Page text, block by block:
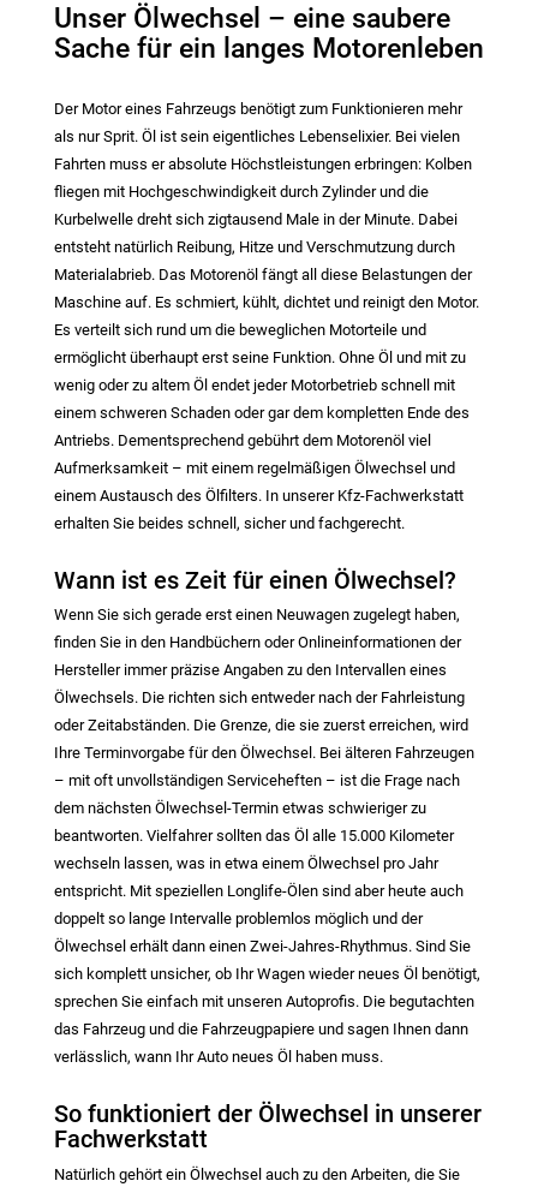
Unser Ölwechsel – eine saubere
Sache für ein langes Motorenleben
Der Motor eines Fahrzeugs benötigt zum Funktionieren mehr
als nur Sprit. Öl ist sein eigentliches Lebenselixier. Bei vielen
Fahrten muss er absolute Höchstleistungen erbringen: Kolben
fliegen mit Hochgeschwindigkeit durch Zylinder und die
Kurbelwelle dreht sich zigtausend Male in der Minute. Dabei
entsteht natürlich Reibung, Hitze und Verschmutzung durch
Materialabrieb. Das Motorenöl fängt all diese Belastungen der
Maschine auf. Es schmiert, kühlt, dichtet und reinigt den Motor.
Es verteilt sich rund um die beweglichen Motorteile und
ermöglicht überhaupt erst seine Funktion. Ohne Öl und mit zu
wenig oder zu altem Öl endet jeder Motorbetrieb schnell mit
einem schweren Schaden oder gar dem kompletten Ende des
Antriebs. Dementsprechend gebührt dem Motorenöl viel
Aufmerksamkeit – mit einem regelmäßigen Ölwechsel und
einem Austausch des Ölfilters. In unserer Kfz-Fachwerkstatt
erhalten Sie beides schnell, sicher und fachgerecht.
Wann ist es Zeit für einen Ölwechsel?
Wenn Sie sich gerade erst einen Neuwagen zugelegt haben,
finden Sie in den Handbüchern oder Onlineinformationen der
Hersteller immer präzise Angaben zu den Intervallen eines
Ölwechsels. Die richten sich entweder nach der Fahrleistung
oder Zeitabständen. Die Grenze, die sie zuerst erreichen, wird
Ihre Terminvorgabe für den Ölwechsel. Bei älteren Fahrzeugen
– mit oft unvollständigen Serviceheften – ist die Frage nach
dem nächsten Ölwechsel-Termin etwas schwieriger zu
beantworten. Vielfahrer sollten das Öl alle 15.000 Kilometer
wechseln lassen, was in etwa einem Ölwechsel pro Jahr
entspricht. Mit speziellen Longlife-Ölen sind aber heute auch
doppelt so lange Intervalle problemlos möglich und der
Ölwechsel erhält dann einen Zwei-Jahres-Rhythmus. Sind Sie
sich komplett unsicher, ob Ihr Wagen wieder neues Öl benötigt,
sprechen Sie einfach mit unseren Autoprofis. Die begutachten
das Fahrzeug und die Fahrzeugpapiere und sagen Ihnen dann
verlässlich, wann Ihr Auto neues Öl haben muss.
So funktioniert der Ölwechsel in unserer
Fachwerkstatt
Natürlich gehört ein Ölwechsel auch zu den Arbeiten, die Sie